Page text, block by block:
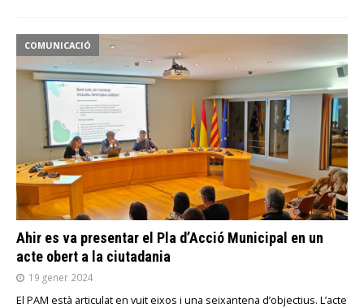
COMUNICACIÓ
Ahir es va presentar el Pla d’Acció Municipal en un
acte obert a la ciutadania
19 gener 2024
El PAM està articulat en vuit eixos i una seixantena d’objectius. L’acte